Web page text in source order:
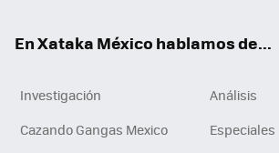
En Xataka México hablamos de...
Investigación
Análisis
Cazando Gangas Mexico
Especiales